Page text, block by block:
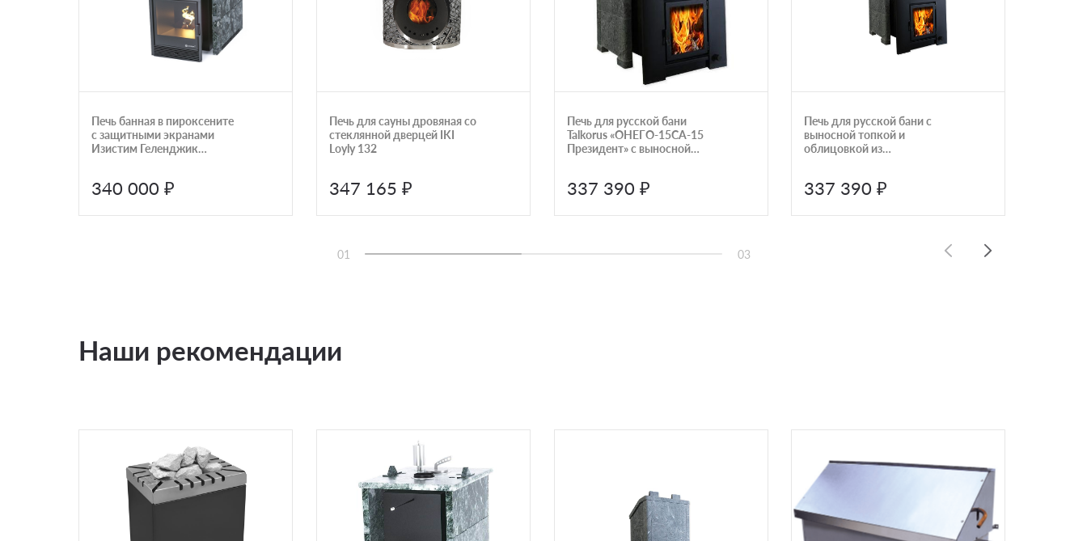
Печь банная в пироксените
с защитными экранами
Изистим Геленджик
340 000 ₽
Печь для сауны дровяная со
стеклянной дверцей IKI
Loyly 132
347 165 ₽
Печь для русской бани
Talkorus «ОНЕГО-15СА-15
Президент» с выносной
337 390 ₽
Печь для русской бани с
выносной топкой и
облицовкой из
337 390 ₽
01 03
Наши рекомендации